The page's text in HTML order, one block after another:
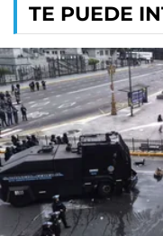
TE PUEDE